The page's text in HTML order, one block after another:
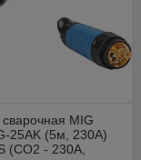
сварочная MIG
25AK (5м, 230А)
(CO2 - 230A,